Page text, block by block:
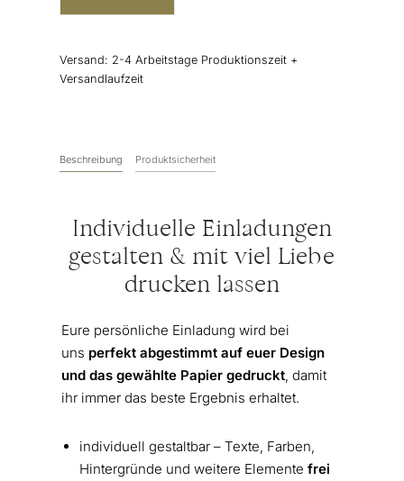
Versand: 2-4 Arbeitstage Produktionszeit +
Versandlaufzeit
Beschreibung Produktsicherheit
Individuelle Einladungen
gestalten & mit viel Liebe
drucken lassen
Eure persönliche Einladung wird bei
uns perfekt abgestimmt auf euer Design
und das gewählte Papier gedruckt, damit
ihr immer das beste Ergebnis erhaltet.
individuell gestaltbar – Texte, Farben,
Hintergründe und weitere Elemente frei